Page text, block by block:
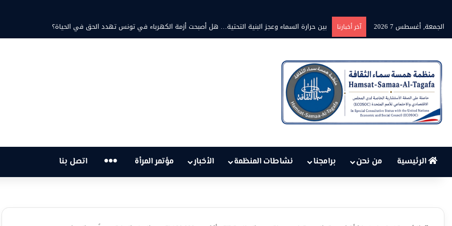
الجمعة, أغسطس 7 2026
آخر أخبارنا برنامج” قلوب شاعرة” بين الشاعر محمد ثابت والشاعرة فاطمة الزامل: عزف على أوتار الحنين وشجن القوافي
الرئيسية من نحن برامجنا نشاطات المنظمة الأخبار مؤتمر المرأة … اتصل بنا